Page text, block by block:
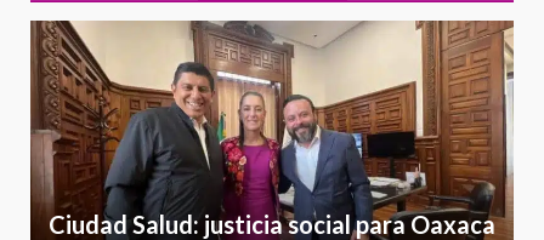
6
contrabando
16 julio 2026
7
Sin paso carretera Oaxaca-
Cuacnopalan
26 junio 2026
Ciudad Salud: justicia social para Oaxaca